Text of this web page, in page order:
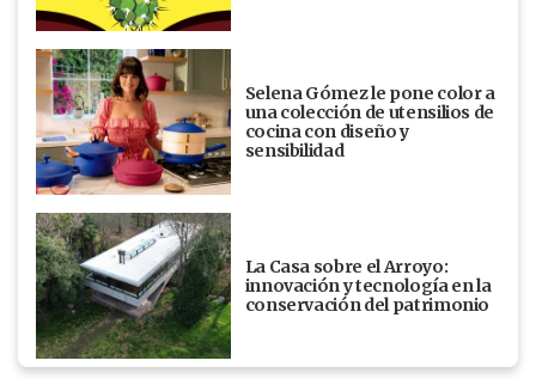
Selena Gómez le pone color a
una colección de utensilios de
cocina con diseño y
sensibilidad
La Casa sobre el Arroyo:
innovación y tecnología en la
conservación del patrimonio